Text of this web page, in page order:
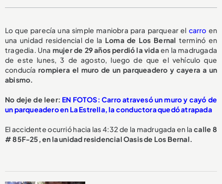
Lo que parecía una simple maniobra para parquear el carro en
una unidad residencial de la Loma de Los Bernal terminó en
tragedia. Una mujer de 29 años perdió la vidaen la madrugada
de este lunes, 3 de agosto, luego de que el vehículo que
conducíarompiera el muro de un parqueadero y cayera a un
abismo.
No deje de leer: EN FOTOS: Carro atravesó un muro y cayó de
un parqueadero en La Estrella, la conductora quedó atrapada
El accidente ocurrió hacia las 4:32 de la madrugada en lacalle 8
# 85F-25, en la unidad residencial Oasis de Los Bernal.